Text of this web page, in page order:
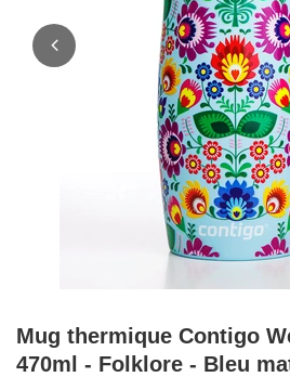
Mug thermique Contigo
470ml - Folklore - Bleu